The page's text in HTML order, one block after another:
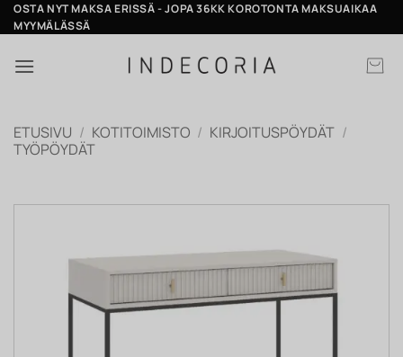
Skip
to
OSTA NYT MAKSA ERISSÄ - JOPA 36KK KOROTONTA MAKSUAIKAA
MYYMÄLÄSSÄ
ETUSIVU / KOTITOIMISTO / KIRJOITUSPÖYDÄT /
TYÖPÖYDÄT